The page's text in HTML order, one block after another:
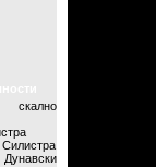
скално